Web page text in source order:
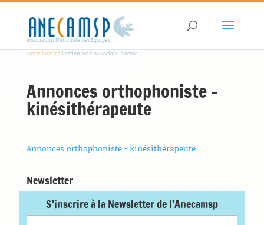
Association Nationale des Equipes
Contribuant àl'action Médico Sociale Précoce
Annonces orthophoniste –
kinésithérapeute
Annonces orthophoniste - kinésithérapeute
Newsletter
S'inscrire à la Newsletter de l'Anecamsp